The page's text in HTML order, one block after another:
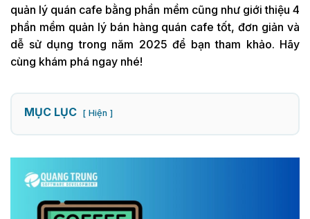
quản lý quán cafe bằng phần mềm cũng như giới thiệu 4
phần mềm quản lý bán hàng quán cafe tốt, đơn giản và
dễ sử dụng trong năm 2025 để bạn tham khảo. Hãy
cùng khám phá ngay nhé!
MỤC LỤC Hiện